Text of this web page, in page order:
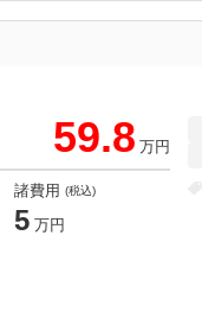
59.8 万円
諸費用 (税込)
5 万円